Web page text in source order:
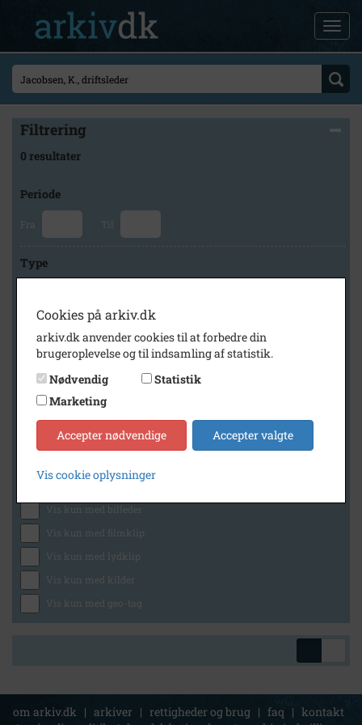
Filtrering
0 resultater
Periode
Fra Til
Type
Arkiv
Lokalarkivet Alsønderup -Tjæreby
Generelt
Vis kun med billeder
Vis kun med filmklip
Vis kun med lydklip
Vis kun med kilder
Vis kun med geo-tag
om arkiv.dk | arkiver | rettigheder og brug | faq | kontakt
Cookies på arkiv.dk
arkiv.dk anvender cookies til at forbedre din
brugeroplevelse og til indsamling af statistik.
Nødvendig
Statistik
Marketing
Accepter nødvendige Accepter valgte
Vis cookie oplysninger